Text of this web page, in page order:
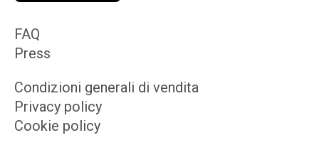
FAQ
Press
Condizioni generali di vendita
Privacy policy
Cookie policy